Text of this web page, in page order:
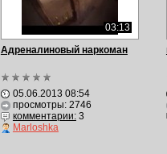
03:13
Адреналиновый наркоман
05.06.2013 08:54
просмотры: 2746
комментарии:3
Marloshka